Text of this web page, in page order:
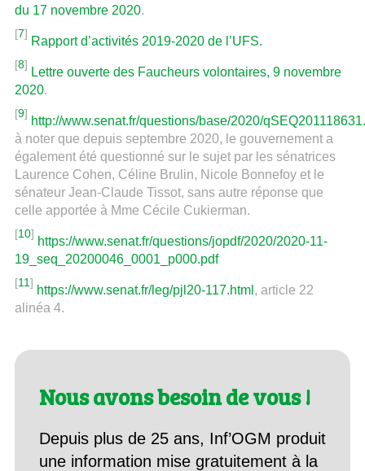
du 17 novembre 2020.
[7]
Rapport d’activités 2019-2020 de l’UFS.
[8]
Lettre ouverte des Faucheurs volontaires, 9 novembre
2020.
[9]
http://www.senat.fr/questions/base/2020/
à noter que depuis septembre 2020, le gouvernement a
également été questionné sur le sujet par les sénatrices
Laurence Cohen, Céline Brulin, Nicole Bonnefoy et le
sénateur Jean-Claude Tissot, sans autre réponse que
celle apportée à Mme Cécile Cukierman.
[10]
https://www.senat.fr/questions/jopdf/2020/2020-11-
19_seq_20200046_0001_p000.pdf
[11]
https://www.senat.fr/leg/pjl20-117.html , article 22
alinéa 4.
Nous avons besoin de vous !
Depuis plus de 25 ans, Inf’OGM produit
une information mise gratuitement à la